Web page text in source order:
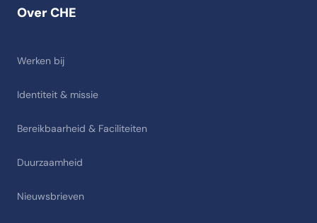
Over CHE
Werken bij
Identiteit & missie
Bereikbaarheid & Faciliteiten
Duurzaamheid
Nieuwsbrieven